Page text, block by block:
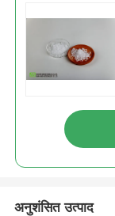
अनुशंसित उत्पाद